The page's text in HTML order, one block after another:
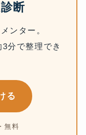
断
ンター。
分で整理でき
る
無料